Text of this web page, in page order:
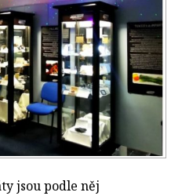
jsou podle něj